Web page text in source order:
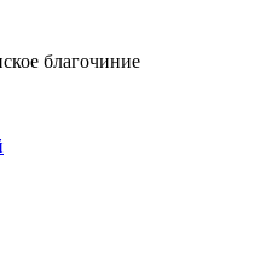
благочиние